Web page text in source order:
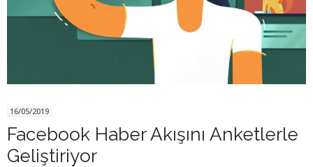
16/05/2019
Facebook Haber Akışını Anketlerle
Geliştiriyor